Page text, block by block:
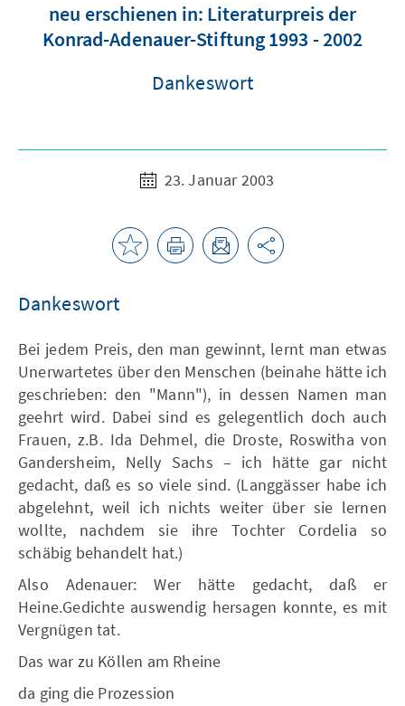
neu erschienen in: Literaturpreis der
Konrad-Adenauer-Stiftung 1993 - 2002
Dankeswort
23. Januar 2003
Dankeswort
Bei jedem Preis, den man gewinnt, lernt man etwas
Unerwartetes über den Menschen (beinahe hätte ich
geschrieben: den "Mann"), in dessen Namen man
geehrt wird. Dabei sind es gelegentlich doch auch
Frauen, z.B. Ida Dehmel, die Droste, Roswitha von
Gandersheim, Nelly Sachs – ich hätte gar nicht
gedacht, daß es so viele sind. (Langgässer habe ich
abgelehnt, weil ich nichts weiter über sie lernen
wollte, nachdem sie ihre Tochter Cordelia so
schäbig behandelt hat.)
Also Adenauer: Wer hätte gedacht, daß er
Heine.Gedichte auswendig hersagen konnte, es mit
Vergnügen tat.
Das war zu Köllen am Rheine
da ging die Prozession